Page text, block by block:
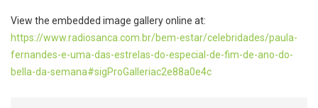
View the embedded image gallery online at:
https://www.radiosanca.com.br/bem-estar/celebridades/paula-
fernandes-e-uma-das-estrelas-do-especial-de-fim-de-ano-do-
bella-da-semana#sigProGalleriac2e88a0e4c